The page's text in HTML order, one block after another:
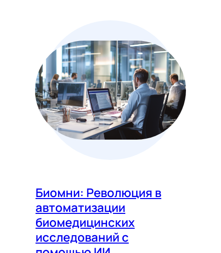
Биомни: Революция в
автоматизации
биомедицинских
исследований с